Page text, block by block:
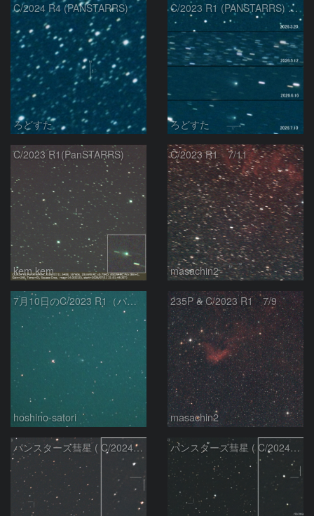
C/2024 R4 (PANSTARRS)
ろどすた
C/2023 R1 (PANSTARRS) の変化
ろどすた
C/2023 R1(PanSTARRS)
kem.kem
C/2023 R1 7/11
masachin2
7月10日のC/2023 R1（パンスターズ彗星）
hoshino-satori
235P & C/2023 R1 7/9
masachin2
パンスターズ彗星 ( C/2024R4 )：2026/06/28 パンスターズ彗星 ( C/2024G4 )の予報位置：2026/06/23